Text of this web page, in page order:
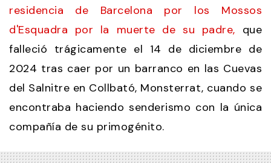
residencia de Barcelona por los Mossos
d'Esquadra por la muerte de su padre, que
falleció trágicamente el 14 de diciembre de
2024 tras caer por un barranco en las Cuevas
del Salnitre en Collbató, Monsterrat, cuando se
encontraba haciendo senderismo con la única
compañía de su primogénito.